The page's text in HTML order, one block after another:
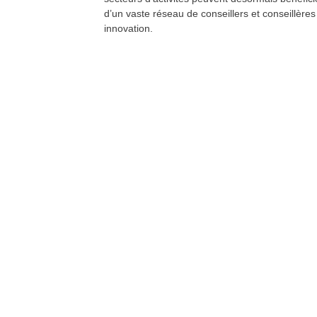
d’un vaste réseau de conseillers et
innovation.